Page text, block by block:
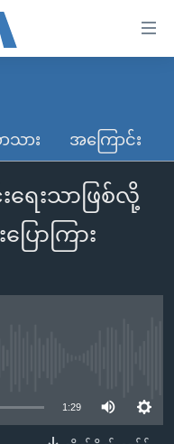
သား အကြောင်း
ရေးသာဖြစ်လို့
ြောကြား
1:29